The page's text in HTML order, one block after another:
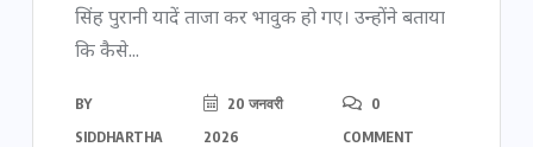
सिंह पुरानी यादें ताजा कर भावुक हो गए। उन्होंने बताया
कि कैसे...
BY
SIDDHARTHA
20 जनवरी
2026
0
COMMENT